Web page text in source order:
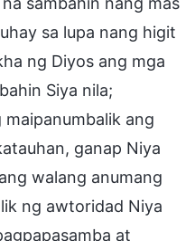
sa lupa nang higit
ng Diyos ang mga
Siya nila;
ang
ganap Niya
walang anumang
ng awtoridad Niya
at